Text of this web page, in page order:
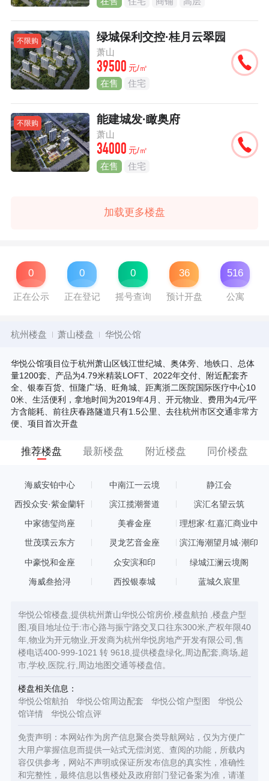
不限购 绿城保利交控·桂月云翠园
萧山
39500 元/㎡
在售 住宅
不限购 能建城发·瞰奥府
萧山
34000 元/㎡
在售 住宅
加载更多楼盘
0
正在公示
0
正在登记
0
摇号查询
36
预计开盘
516
公寓
杭州楼盘 萧山楼盘 华悦公馆
华悦公馆项目位于杭州萧山区钱江世纪城、奥体旁、地铁口、总体
量1200套、产品为4.79米精装LOFT、2022年交付、附近配套齐
全、银泰百货、恒隆广场、旺角城、距离浙二医院国际医疗中心10
0米、生活便利，拿地时间为2019年4月、开元物业、费用为4元/平
方含能耗、前往庆春路隧道只有1.5公里、去往杭州市区交通非常方
便、项目首次开盘
推荐楼盘 最新楼盘 附近楼盘 同价楼盘
海威安铂中心 中南江一云境 静江会
西投众安·紫金蘭轩 滨江揽潮誉道 滨汇名望云筑
中家德玺尚座 美睿金座
理想家·红嘉汇商业中
世茂璞云东方 灵龙艺音金座 滨江海潮望月城·潮印
中豪悦和金座 众安滨和印 绿城江澜云境阁
海威叁拾浔 西投银泰城 蓝城久宸里
华悦公馆楼盘,提供杭州萧山华悦公馆房价,楼盘航拍 ,楼盘户型
图,项目地址位于:市心路与振宁路交叉口往东300米,产权年限40
年,物业为开元物业,开发商为杭州华悦房地产开发有限公司,售
楼电话400-999-1021 转 9618,提供楼盘绿化,周边配套,商场,超
市,学校,医院,行,周边地图交通等楼盘信。
楼盘相关信息：
华悦公馆航拍
华悦公馆周边配套 华悦公馆户型图
华悦公
馆详情
华悦公馆点评
免责声明：本网站作为房产信息聚合类导航网站，仅为方便广
大用户掌握信息而提供一站式无偿浏览、查阅的功能，所载内
容仅供参考，网站不声明或保证所发布信息的真实性，准确性
和完整性，最终信息以售楼处及政府部门登记备案为准，请谨